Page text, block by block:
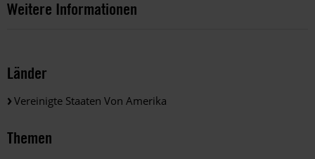
Weitere Informationen
Länder
Vereinigte Staaten Von Amerika
Themen